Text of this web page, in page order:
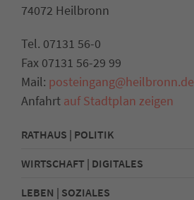
74072 Heilbronn
Tel. 07131 56-0
Fax 07131 56-29 99
Mail: posteingang@heilbronn.de
Anfahrt auf Stadtplan zeigen
RATHAUS | POLITIK
WIRTSCHAFT | DIGITALES
LEBEN | SOZIALES